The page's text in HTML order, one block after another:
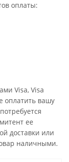
оплаты:
Visa, Visa
оплатить вашу
ее
доставки или
наличными.